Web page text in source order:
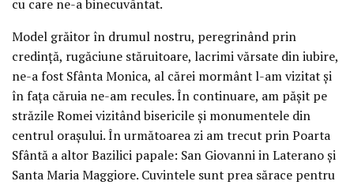
cu care ne-a binecuvântat.
Model grăitor în drumul nostru, peregrinând prin
credință, rugăciune stăruitoare, lacrimi vărsate din iubire,
ne-a fost Sfânta Monica, al cărei mormânt l-am vizitat și
în fața căruia ne-am recules. În continuare, am pășit pe
străzile Romei vizitând bisericile și monumentele din
centrul orașului. În următoarea zi am trecut prin Poarta
Sfântă a altor Bazilici papale: San Giovanni in Laterano și
Santa Maria Maggiore. Cuvintele sunt prea sărace pentru